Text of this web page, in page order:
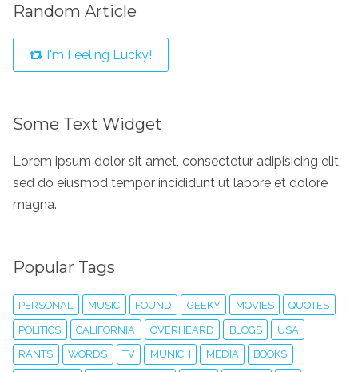
Random Article
I'm Feeling Lucky!
Some Text Widget
Lorem ipsum dolor sit amet, consectetur adipisicing elit,
sed do eiusmod tempor incididunt ut labore et dolore
magna.
Popular Tags
PERSONAL MUSIC FOUND GEEKY MOVIES QUOTES
POLITICS CALIFORNIA OVERHEARD BLOGS USA
RANTS WORDS TV MUNICH MEDIA BOOKS